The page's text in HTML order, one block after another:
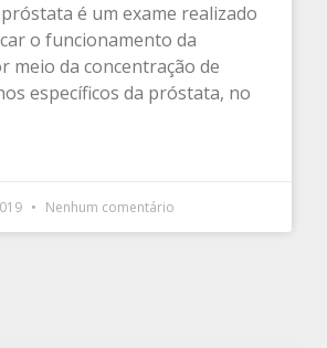
é um exame realizado
o funcionamento da
meio da concentração de
específicos da próstata, no
Nenhum comentário